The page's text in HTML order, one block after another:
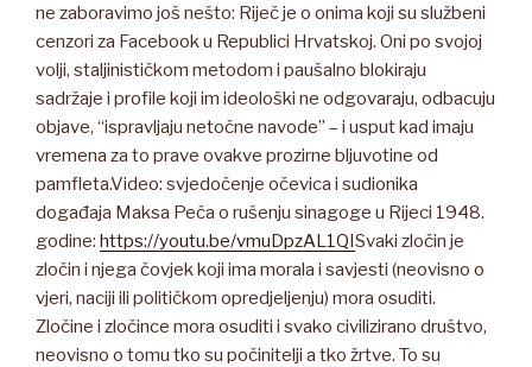
ne zaboravimo još nešto: Riječ je o onima koji su službeni
cenzori za Facebook u Republici Hrvatskoj. Oni po svojoj
volji, staljinističkom metodom i paušalno blokiraju
sadržaje i profile koji im ideološki ne odgovaraju, odbacuju
objave, “ispravljaju netočne navode” – i usput kad imaju
vremena za to prave ovakve prozirne bljuvotine od
pamfleta.Video: svjedočenje očevica i sudionika
događaja Maksa Peča o rušenju sinagoge u Rijeci 1948.
godine: https://youtu.be/vmuDpzAL1QISvaki zločin je
zločin i njega čovjek koji ima morala i savjesti (neovisno o
vjeri, naciji ili političkom opredjeljenju) mora osuditi.
Zločine i zločince mora osuditi i svako civilizirano društvo,
neovisno o tomu tko su počinitelji a tko žrtve. To su